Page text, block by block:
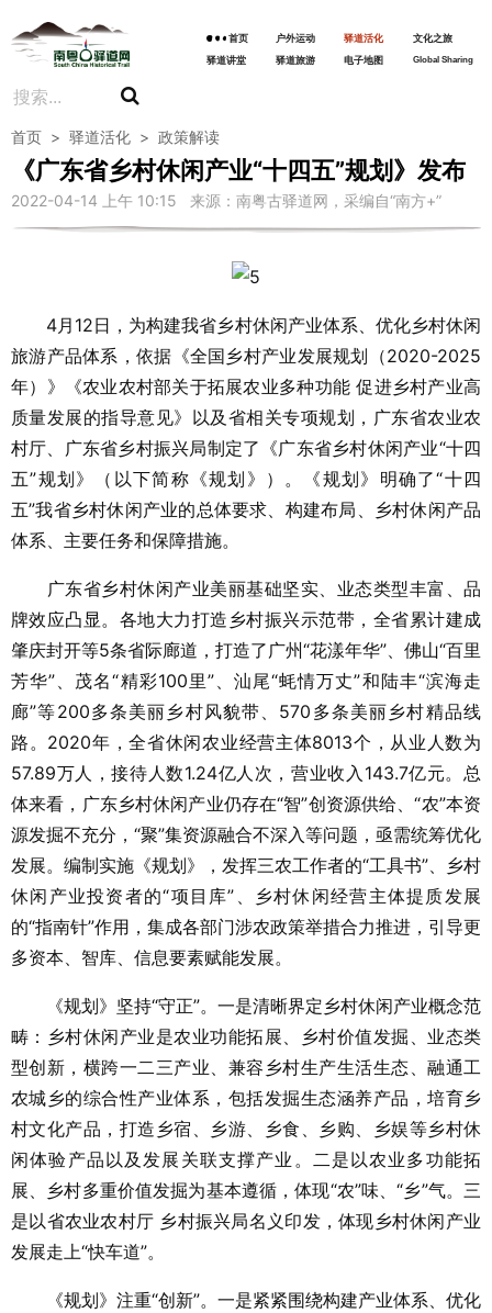
首页 户外运动 驿道活化
文化之旅
驿道讲堂
驿道旅游 电子地图 Global Sharing
首页 > 驿道活化 > 政策解读
《广东省乡村休闲产业“十四五”规划》发布
2022-04-14 上午 10:15 来源：南粤古驿道网，采编自“南方+”
4月12日，为构建我省乡村休闲产业体系、优化乡村休闲
旅游产品体系，依据《全国乡村产业发展规划（2020-2025
年）》《农业农村部关于拓展农业多种功能 促进乡村产业高
质量发展的指导意见》以及省相关专项规划，广东省农业农
村厅、广东省乡村振兴局制定了《广东省乡村休闲产业“十四
五”规划》（以下简称《规划》）。《规划》明确了“十四
五”我省乡村休闲产业的总体要求、构建布局、乡村休闲产品
体系、主要任务和保障措施。
广东省乡村休闲产业美丽基础坚实、业态类型丰富、品
牌效应凸显。各地大力打造乡村振兴示范带，全省累计建成
肇庆封开等5条省际廊道，打造了广州“花漾年华”、佛山“百里
芳华”、茂名“精彩100里”、汕尾“蚝情万丈”和陆丰“滨海走
廊”等200多条美丽乡村风貌带、570多条美丽乡村精品线
路。2020年，全省休闲农业经营主体8013个，从业人数为
57.89万人，接待人数1.24亿人次，营业收入143.7亿元。总
体来看，广东乡村休闲产业仍存在“智”创资源供给、“农”本资
源发掘不充分，“聚”集资源融合不深入等问题，亟需统筹优化
发展。编制实施《规划》，发挥三农工作者的“工具书”、乡村
休闲产业投资者的“项目库”、乡村休闲经营主体提质发展
的“指南针”作用，集成各部门涉农政策举措合力推进，引导更
多资本、智库、信息要素赋能发展。
《规划》坚持“守正”。一是清晰界定乡村休闲产业概念范
畴：乡村休闲产业是农业功能拓展、乡村价值发掘、业态类
型创新，横跨一二三产业、兼容乡村生产生活生态、融通工
农城乡的综合性产业体系，包括发掘生态涵养产品，培育乡
村文化产品，打造乡宿、乡游、乡食、乡购、乡娱等乡村休
闲体验产品以及发展关联支撑产业。二是以农业多功能拓
展、乡村多重价值发掘为基本遵循，体现“农”味、“乡”气。三
是以省农业农村厅 乡村振兴局名义印发，体现乡村休闲产业
发展走上“快车道”。
《规划》注重“创新”。一是紧紧围绕构建产业体系、优化